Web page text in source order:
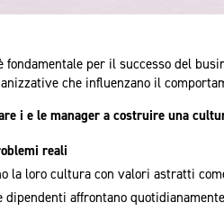
per il successo del
che influenzano il
i e le manager a costruire una
reali
la loro cultura con valori astratti
affrontano